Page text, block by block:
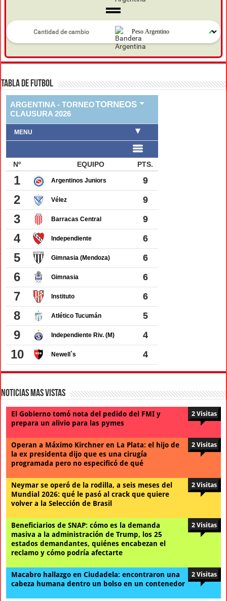
TABLA DE FUTBOL
Noticias Mas Vistas
El Gobierno tomó nota del pedido del FMI y
prepara un alivio para las pymes
2 Visitas
Operan a Máximo Kirchner en La Plata: el hijo de
la ex presidenta dijo que es una cirugía
programada pero no especificó de qué
2 Visitas
Neymar se operó de la rodilla, a seis meses del
Mundial 2026: qué le pasó al crack que quiere
volver a la Selección de Brasil
2 Visitas
Beneficiarios de SNAP: cómo es la demanda
masiva a la administración de Trump, los 25
estados demandantes, quiénes encabezan el
reclamo y cómo podría afectarte
2 Visitas
Macabro hallazgo en Ciudadela: encontraron una
cabeza humana dentro un bolso en un contenedor
2 Visitas